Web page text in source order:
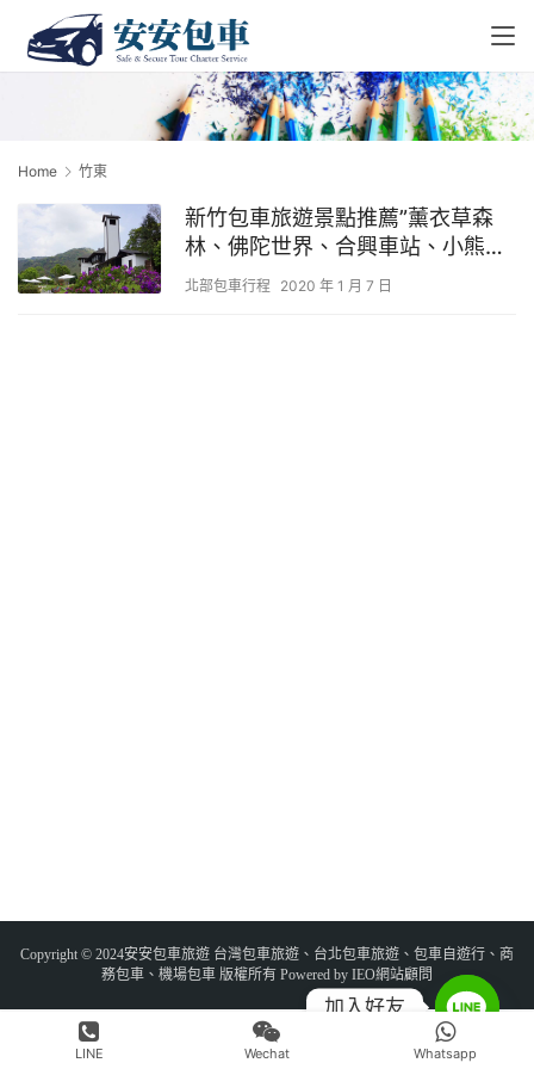
Home 竹東
新竹包車旅遊景點推薦”薰衣草森
林、佛陀世界、合興車站、小熊博
物館、青青草原”
北部包車行程 2020 年 1 月 7 日
Copyright © 2024安安包車旅遊 台灣包車旅遊、台北包車旅遊、包車自遊行、商
務包車、機場包車 版權所有 Powered by IEO網站顧問
LINE Wechat Whatsapp
加入好友